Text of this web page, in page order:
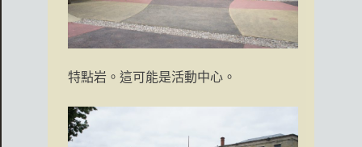
特點岩。這可能是活動中心。